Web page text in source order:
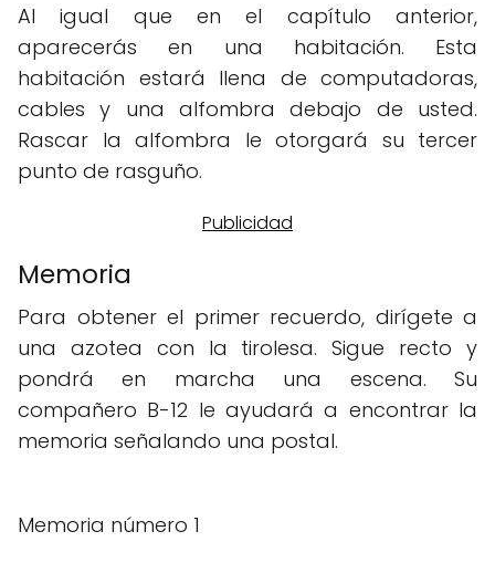
Al igual que en el capítulo anterior,
aparecerás en una habitación. Esta
habitación estará llena de computadoras,
cables y una alfombra debajo de usted.
Rascar la alfombra le otorgará su tercer
punto de rasguño.
Memoria
Para obtener el primer recuerdo, dirígete a
una azotea con la tirolesa. Sigue recto y
pondrá en marcha una escena. Su
compañero B-12 le ayudará a encontrar la
memoria señalando una postal.
Memoria número 1